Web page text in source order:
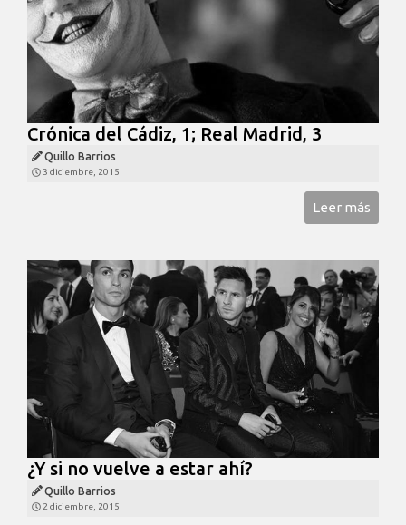
Crónica del Cádiz, 1; Real Madrid, 3
Quillo Barrios
3 diciembre, 2015
Leer más
¿Y si no vuelve a estar ahí?
Quillo Barrios
2 diciembre, 2015